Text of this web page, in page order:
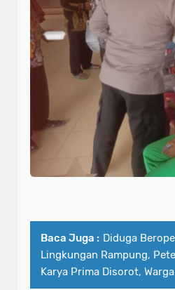
Baca Juga : Diduga
Lingkungan Rampung,
Karya Prima Disorot,